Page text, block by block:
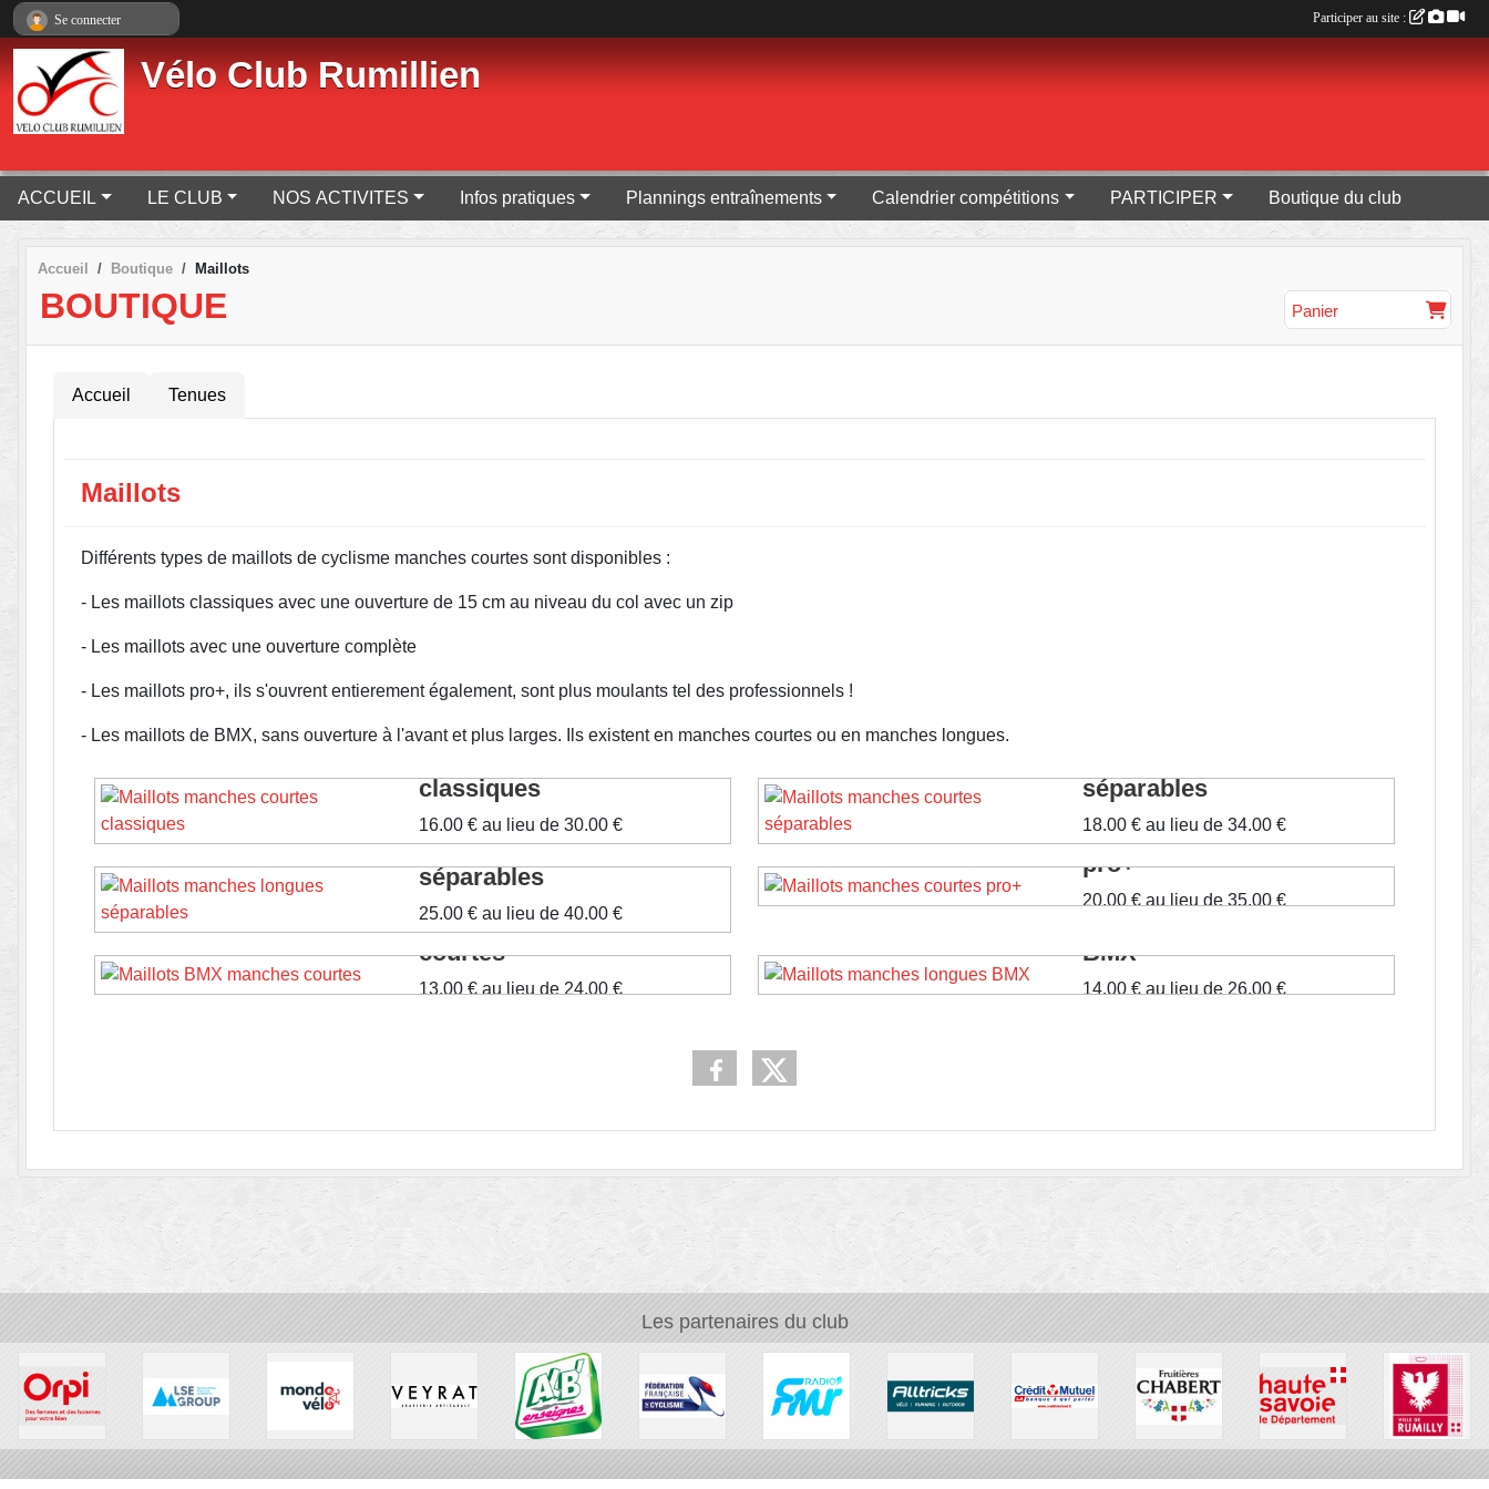
Vélo Club Rumillien
ACCUEIL LE CLUB NOS ACTIVITES Infos pratiques Plannings entraînements Calendrier compétitions PARTICIPER Boutique du club
Accueil Boutique Maillots
BOUTIQUE Panier
Accueil Tenues
Maillots
Différents types de maillots de cyclisme manches courtes sont disponibles :
- Les maillots classiques avec une ouverture de 15 cm au niveau du col avec un zip
- Les maillots avec une ouverture complète
- Les maillots pro+, ils s'ouvrent entierement également, sont plus moulants tel des professionnels !
- Les maillots de BMX, sans ouverture à l'avant et plus larges. Ils existent en manches courtes ou en manches longues.
classiques
16.00 € au lieu de 30.00 €
Voir le produit
séparables
18.00 € au lieu de 34.00 €
Voir le produit
Maillots manches longues
séparables
25.00 € au lieu de 40.00 €
Voir le produit
Maillots manches courtes
pro+
20.00 € au lieu de 35.00 €
Maillots BMX manches
courtes
13.00 € au lieu de 24.00 €
BMX
14.00 € au lieu de 26.00 €
Les partenaires du club
Se connecter Participer au site :
Panneau de gestion des cookies